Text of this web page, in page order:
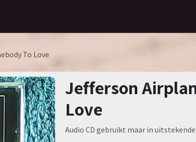
To Love
Jefferson
Love
Audio CD gebruikt maar in